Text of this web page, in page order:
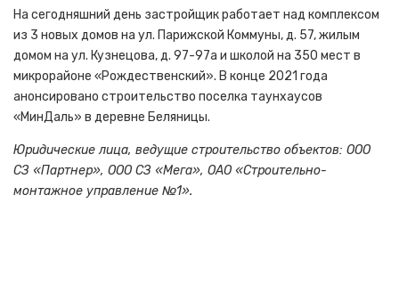
На сегодняшний день застройщик работает над комплексом
из 3 новых домов на ул. Парижской Коммуны, д. 57, жилым
домом на ул. Кузнецова, д. 97-97а и школой на 350 мест в
микрорайоне «Рождественский». В конце 2021 года
анонсировано строительство поселка таунхаусов
«МинДаль» в деревне Беляницы.
Юридические лица, ведущие строительство объектов: ООО
СЗ «Партнер», ООО СЗ «Мега», ОАО «Строительно-
монтажное управление №1».